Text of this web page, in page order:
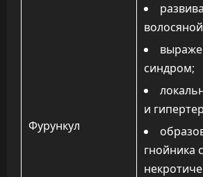
Фурункул
синдром;
и
гнойника с